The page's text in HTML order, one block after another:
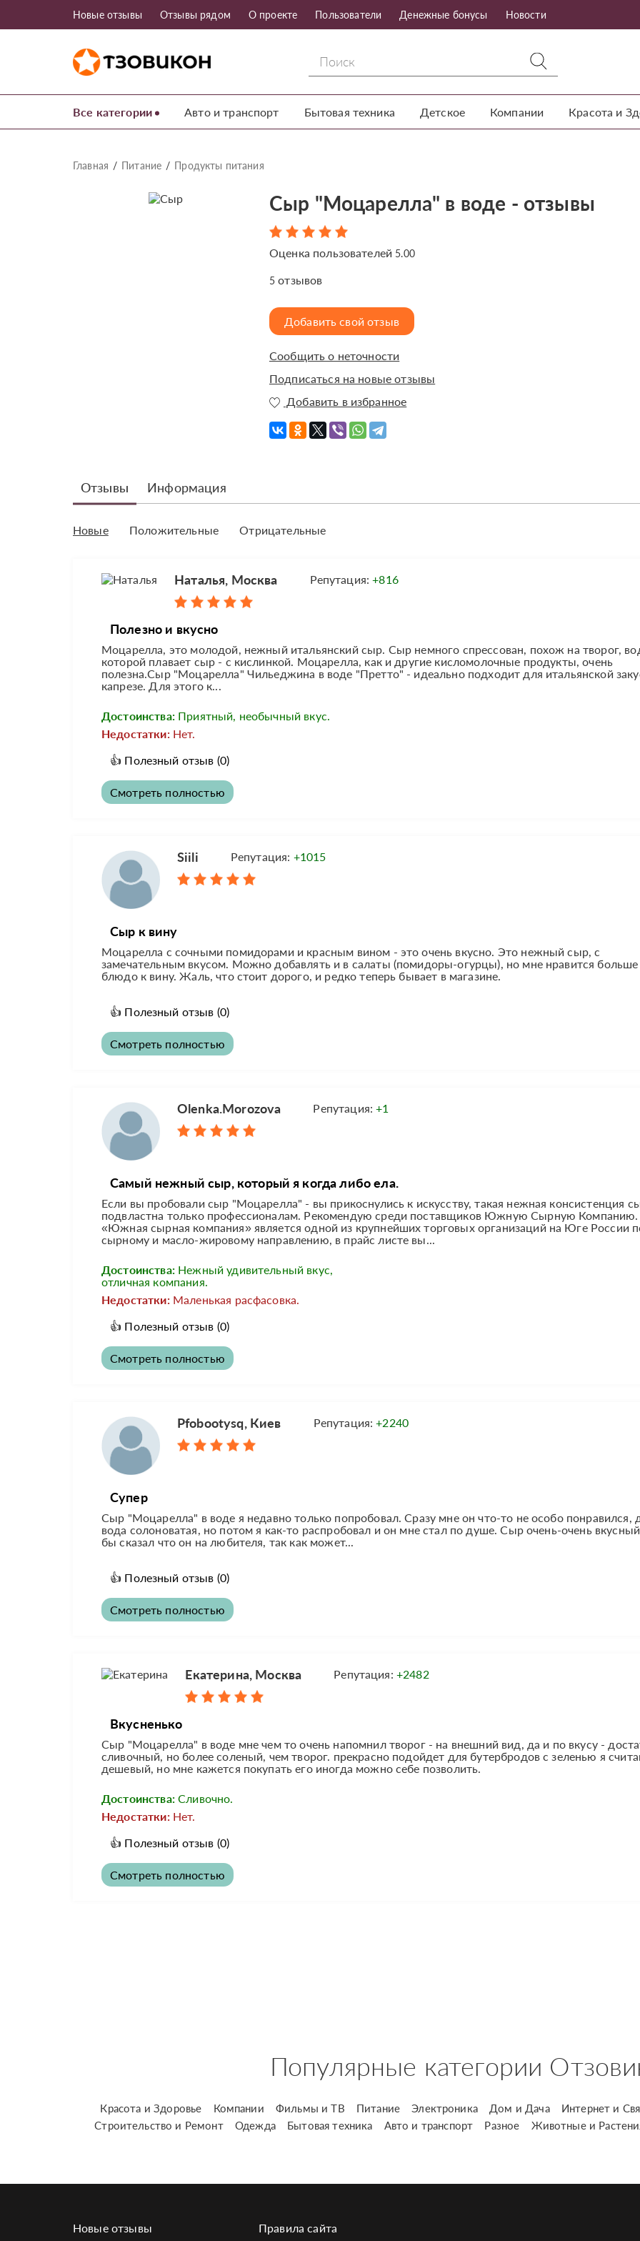
Новые отзывы Отзывы рядом О проекте Пользователи Денежные бонусы Новости
Все категории Авто и транспорт Бытовая техника Детское Компании Красота и
Главная Питание Продукты питания
Сыр "Моцарелла" в воде - отзывы
Оценка пользователей 5.00
5 отзывов
Добавить свой отзыв
Сообщить о неточности
Подписаться на новые отзывы
Добавить в избранное
Отзывы Информация
Новые Положительные Отрицательные
Наталья, Москва Репутация:+816
Полезно и вкусно
Моцарелла, это молодой, нежный итальянский сыр. Сыр немного спрессован, похож на творог,
которой плавает сыр - с кислинкой. Моцарелла, как и другие кисломолочные продукты, очень
полезна.Сыр "Моцарелла" Чильеджина в воде "Претто" - идеально подходит для итальянской
капрезе. Для этого к...
Достоинства: Приятный, необычный вкус.
Недостатки: Нет.
👍 Полезный отзыв (0)
Смотреть полностью
Siili Репутация: +1015
Сыр к вину
Моцарелла с сочными помидорами и красным вином - это очень вкусно. Это нежный сыр, с
замечательным вкусом. Можно добавлять и в салаты (помидоры-огурцы), но мне нравится больше
блюдо к вину. Жаль, что стоит дорого, и редко теперь бывает в магазине.
👍 Полезный отзыв (0)
Смотреть полностью
Olenka.Morozova Репутация:+1
Самый нежный сыр, который я когда либо ела.
Если вы пробовали сыр "Моцарелла" - вы прикоснулись к искусству, такая нежная консистенция
подвластна только профессионалам. Рекомендую среди поставщиков Южную Сырную
«Южная сырная компания» является одной из крупнейших торговых организаций на Юге России
сырному и масло-жировому направлению, в прайс листе вы...
Достоинства: Нежный удивительный вкус,
отличная компания.
Недостатки: Маленькая расфасовка.
👍 Полезный отзыв (0)
Смотреть полностью
Pfobootysq, Киев Репутация:+2240
Супер
Сыр "Моцарелла" в воде я недавно только попробовал. Сразу мне он что-то не особо понравился,
вода солоноватая, но потом я как-то распробовал и он мне стал по душе. Сыр очень-очень
бы сказал что он на любителя, так как может...
👍 Полезный отзыв (0)
Смотреть полностью
Екатерина, Москва Репутация: +2482
Вкусненько
Сыр "Моцарелла" в воде мне чем то очень напомнил творог - на внешний вид, да и по вкусу -
сливочный, но более соленый, чем творог. прекрасно подойдет для бутербродов с зеленью я
дешевый, но мне кажется покупать его иногда можно себе позволить.
Достоинства: Сливочно.
Недостатки: Нет.
👍 Полезный отзыв (0)
Смотреть полностью
Популярные категории
Красота и Здоровье Компании Фильмы и ТВ Питание Электроника Дом и Дача Интернет и
Строительство и Ремонт
Одежда Бытовая техника Авто и транспорт Разное Животные и
Новые отзывы Правила сайта